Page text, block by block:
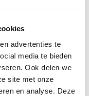
advertenties te
media te bieden
Ook delen we
site met onze
en analyse. Deze